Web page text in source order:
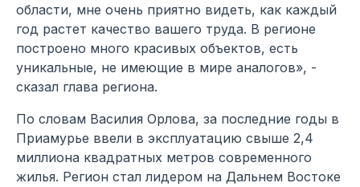
области, мне очень приятно видеть, как каждый
год растет качество вашего труда. В регионе
построено много красивых объектов, есть
уникальные, не имеющие в мире аналогов», -
сказал глава региона.
По словам Василия Орлова, за последние годы в
Приамурье ввели в эксплуатацию свыше 2,4
миллиона квадратных метров современного
жилья. Регион стал лидером на Дальнем Востоке